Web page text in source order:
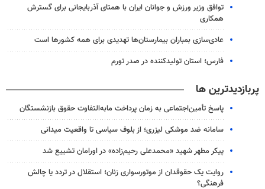
توافق وزیر ورزش و جوانان ایران با همتای آذربایجانی برای گسترش
همکاری
عادی‌سازی بمباران بیمارستان‌ها تهدیدی برای همه کشورها است
فارس؛ استان تولیدکننده در صدر تورم
پربازدیدترین ها
پاسخ تأمین‌اجتماعی به زمان پرداخت مابه‌التفاوت حقوق بازنشستگان
سامانه ضد موشکی لیزری؛ از بلوف سیاسی تا واقعیت میدانی
پیکر مطهر شهید «محمدعلی رحیم‌زاده» در اورامان تشییع شد
روایت یک حقوقدان از موتورسواری زنان؛ استقلال در تردد یا چالش
فرهنگی؟